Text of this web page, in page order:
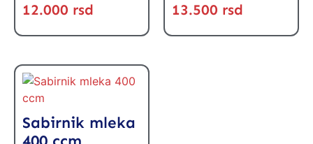
12.000 rsd 13.500 rsd
Sabirnik mleka